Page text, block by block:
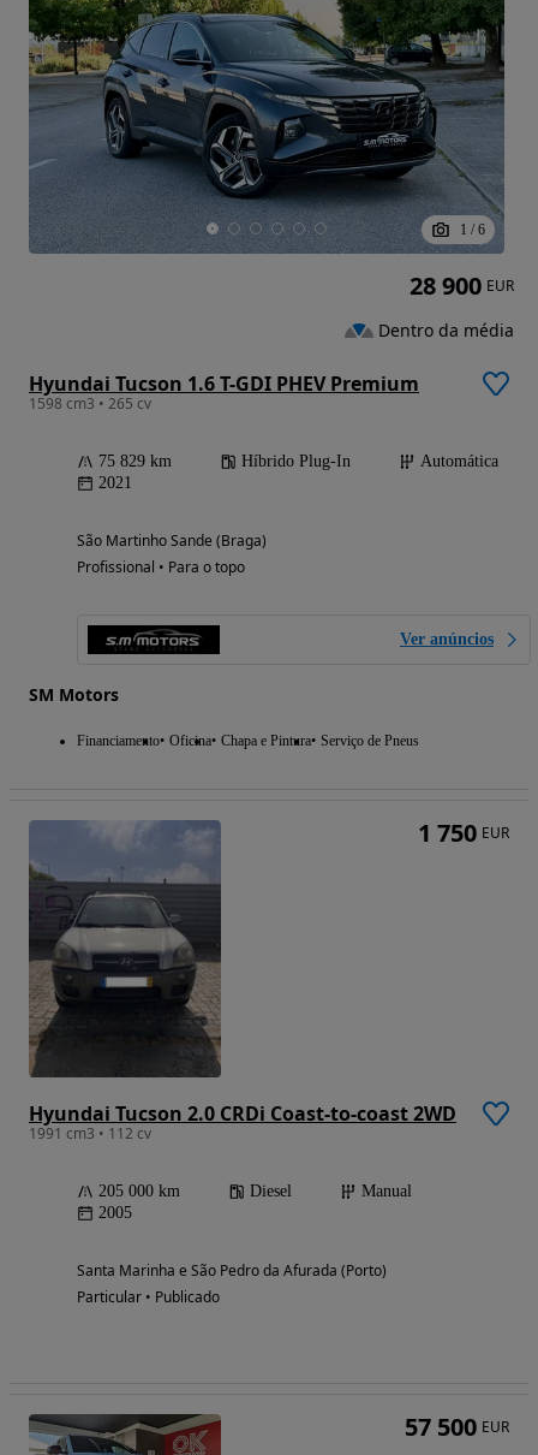
1 / 6
Hyundai Tucson 1.6 T-GDI PHEV Premium
1598 cm3 • 265 cv
75 829 km Híbrido Plug-In
Automática
2021
São Martinho Sande (Braga)
Profissional • Para o topo
Ver anúncios
SM Motors
Financiamento Oficina Chapa e Pintura Serviço de Pneus
28 900 EUR
Dentro da média
Hyundai Tucson 2.0 CRDi Coast-to-coast 2WD
1991 cm3 • 112 cv
205 000 km Diesel
Manual
2005
Santa Marinha e São Pedro da Afurada (Porto)
Particular • Publicado
1 750 EUR
57 500 EUR